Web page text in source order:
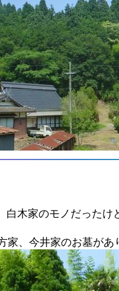
木家のモノだった
、今井家のお墓が